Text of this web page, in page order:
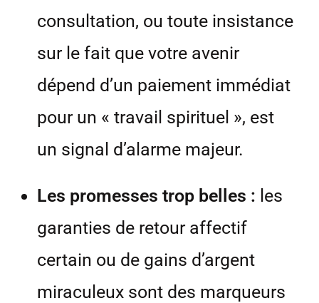
consultation, ou toute insistance
sur le fait que votre avenir
dépend d’un paiement immédiat
pour un « travail spirituel », est
un signal d’alarme majeur.
Les promesses trop belles : les
garanties de retour affectif
certain ou de gains d’argent
miraculeux sont des marqueurs